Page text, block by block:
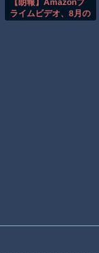
【朗報】Amazonプ
ライムビデオ、8月の